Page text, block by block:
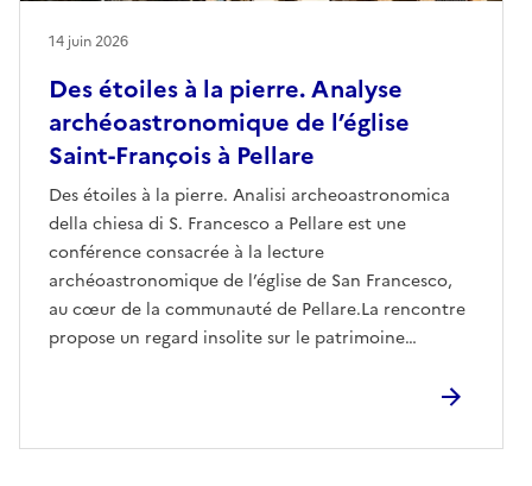
Des étoiles à la pierre. Analyse
archéoastronomique de l’église
Saint-François à Pellare
Des étoiles à la pierre. Analisi archeoastronomica
della chiesa di S. Francesco a Pellare est une
conférence consacrée à la lecture
archéoastronomique de l’église de San Francesco,
au cœur de la communauté de Pellare.La rencontre
propose un regard insolite sur le patrimoine
les résultats de la recherche menée par
14 juin 2026